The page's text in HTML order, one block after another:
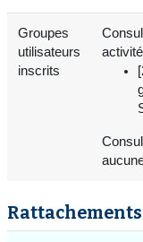
Groupes
utilisateurs
inscrits